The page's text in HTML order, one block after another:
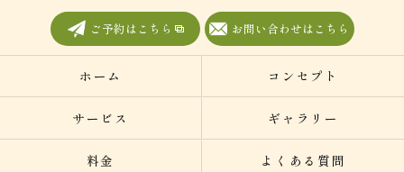
ご予約はこちら お問い合わせはこちら
ホーム コンセプト
サービス ギャラリー
料金 よくある質問